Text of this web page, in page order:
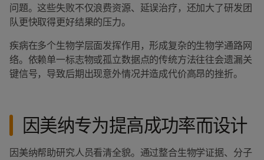
问題。这些失败不仅浪费资源、延误治疗，还加大了研发团
队更快取得更好结果的压力。
疾病在多个生物学层面发挥作用，形成复杂的生物学通路网
络。依赖单一标志物或孤立数据点的传统方法往往会遗漏关
键信号，导致后期出现意外情况并造成代价高昂的挫折。
因美纳专为提高成功率而设计
因美纳帮助研究人员看清全貌。通过整合生物学证据、分子